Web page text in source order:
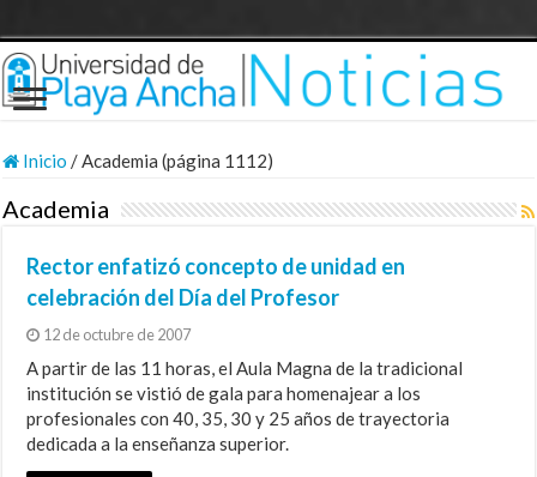
Inicio /Academia (página 1112)
Academia
Rector enfatizó concepto de unidad en
celebración del Día del Profesor
12 de octubre de 2007
A partir de las 11 horas, el Aula Magna de la tradicional
institución se vistió de gala para homenajear a los
profesionales con 40, 35, 30 y 25 años de trayectoria
dedicada a la enseñanza superior.